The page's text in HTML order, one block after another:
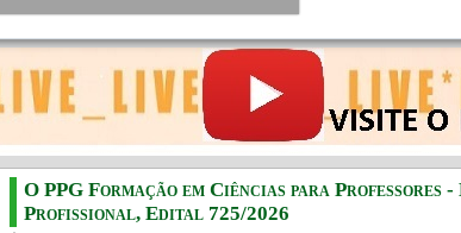
O PPG Formação em Ciências para Professores
Profissional, Edital ​725/202​6